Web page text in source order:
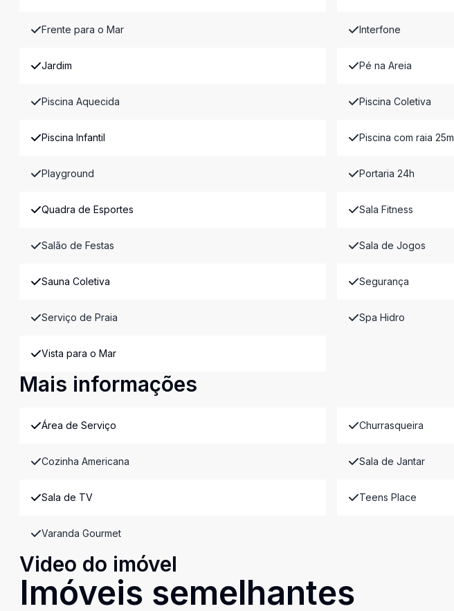
Frente para o Mar Interfone
Jardim Pé na Areia
Piscina Aquecida Piscina Coletiva
Piscina Infantil Piscina com raia 25m
Playground Portaria 24h
Quadra de Esportes Sala Fitness
Salão de Festas Sala de Jogos
Sauna Coletiva Segurança
Serviço de Praia Spa Hidro
Vista para o Mar
Mais informações
Área de Serviço Churrasqueira
Cozinha Americana Sala de Jantar
Sala de TV Teens Place
Varanda Gourmet
Video do imóvel
Imóveis semelhantes